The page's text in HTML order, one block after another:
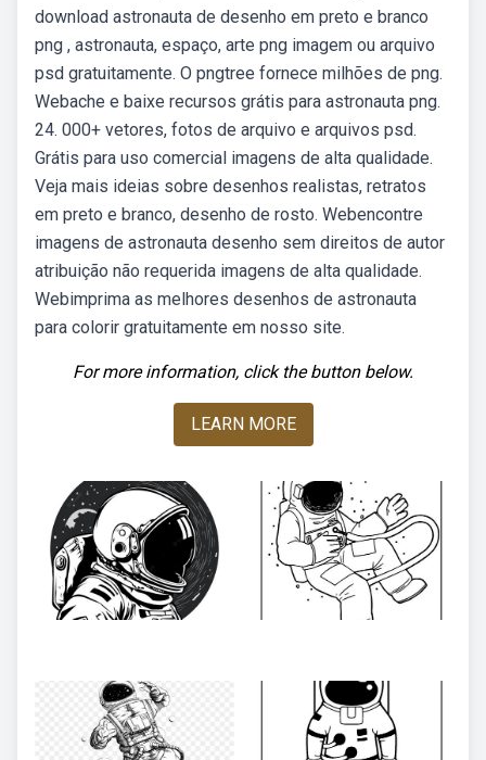
download astronauta de desenho em preto e branco
png , astronauta, espaço, arte png imagem ou arquivo
psd gratuitamente. O pngtree fornece milhões de png.
Webache e baixe recursos grátis para astronauta png.
24. 000+ vetores, fotos de arquivo e arquivos psd.
Grátis para uso comercial imagens de alta qualidade.
Veja mais ideias sobre desenhos realistas, retratos
em preto e branco, desenho de rosto. Webencontre
imagens de astronauta desenho sem direitos de autor
atribuição não requerida imagens de alta qualidade.
Webimprima as melhores desenhos de astronauta
para colorir gratuitamente em nosso site.
For more information, click the button below.
LEARN MORE